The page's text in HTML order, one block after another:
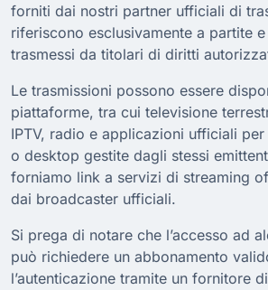
forniti dai nostri partner ufficiali di
riferiscono esclusivamente a partite
trasmessi da titolari di diritti
Le trasmissioni possono essere
piattaforme, tra cui televisione
IPTV, radio e applicazioni ufficiali
o desktop gestite dagli stessi
forniamo link a servizi di streaming
dai broadcaster ufficiali.
Si prega di notare che l’accesso ad
può richiedere un abbonamento
l’autenticazione tramite un fornitore